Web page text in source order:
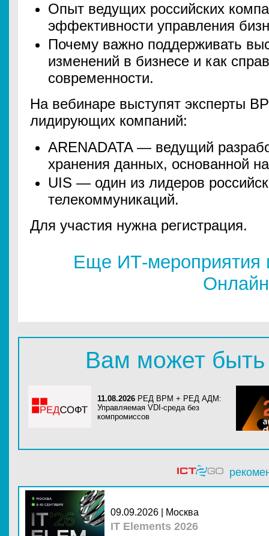
Опыт ведущих российских
эффективности управления
Почему важно поддерживать
изменений в бизнесе и как
современности.
На вебинаре выступят эксперты
лидирующих компаний:
ARENADATA — ведущий
хранения данных, основанной
UIS — один из лидеров
телекоммуникаций.
Для участия нужна регистрация.
Еще ИТ-мероприятия
Онлайн
Вам может быть
11.08.2026 РЕД ВРМ + РЕД АДМ:
Управляемая VDI-среда без
компромиссов
09.09.2026 | Москва
IT Elements 2026